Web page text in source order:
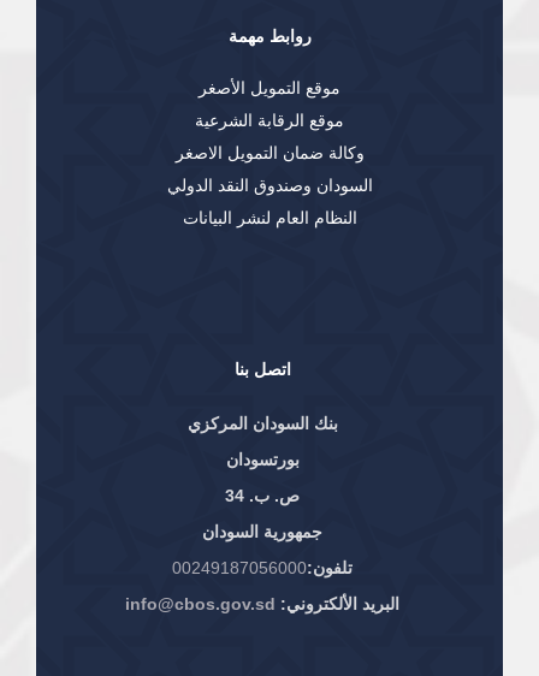
اتصل بنا
بنك السودان المركزي
بورتسودان
ص. ب. 34
جمهورية السودان
تلفون:00249187056000
البريد الألكتروني: info@cbos.gov.sd
روابط مهمة
موقع التمويل الأصغر
موقع الرقابة الشرعية
وكالة ضمان التمويل الاصغر
السودان وصندوق النقد الدولي
النظام العام لنشر البيانات